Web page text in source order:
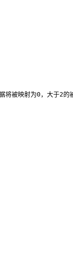
射为0，大于2的被